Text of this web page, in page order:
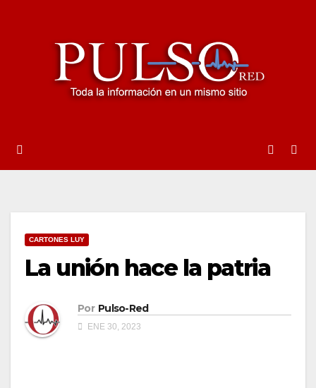
CARTONES LUY
La unión hace la patria
Por Pulso-Red
ENE 30, 2023